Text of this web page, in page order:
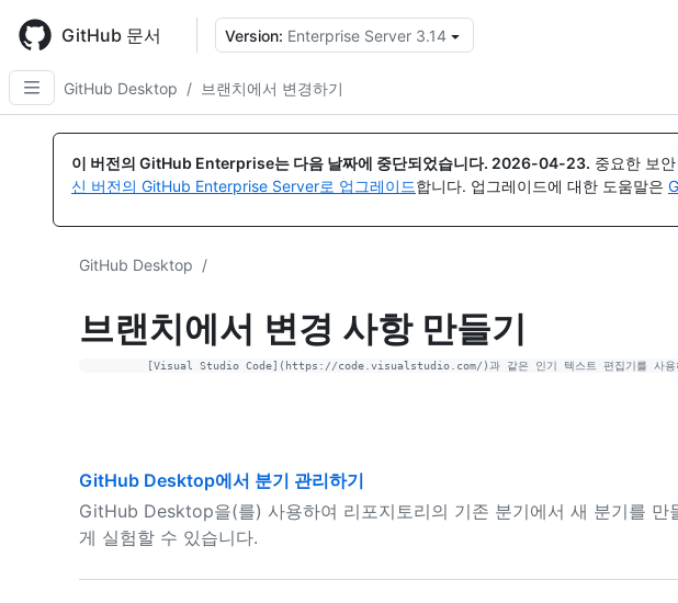
main
content
GitHub 문서 Version: Enterprise Server 3.14
GitHub Desktop / 브랜치에서 변경하기
이 버전의 GitHub Enterprise는 다음 날짜에 중단되었습니다. 2026-04-23. 중요한 보
신 버전의 GitHub Enterprise Server로 업그레이드합니다. 업그레이드에 대한 도움말은
GitHub Desktop /
브랜치에서 변경 사항 만들기
GitHub Desktop에서 분기 관리하기
GitHub Desktop을(를) 사용하여 리포지토리의 기존 분기에서 새 분기를 만
게 실험할 수 있습니다.